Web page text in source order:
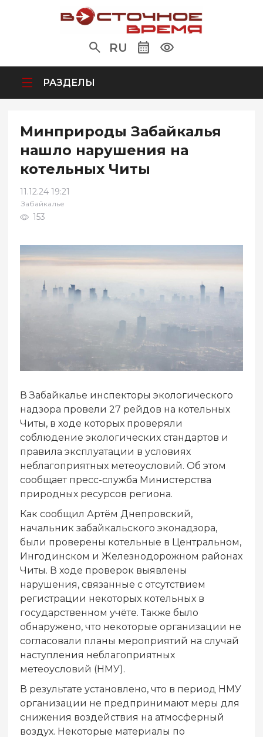
RU
РАЗДЕЛЫ
Минприроды Забайкалья
нашло нарушения на
котельных Читы
11.12.24 19:21
Забайкалье
153
В Забайкалье инспекторы экологического
надзора провели 27 рейдов на котельных
Читы, в ходе которых проверяли
соблюдение экологических стандартов и
правила эксплуатации в условиях
неблагоприятных метеоусловий. Об этом
сообщает пресс-служба Министерства
природных ресурсов региона.
Как сообщил Артём Днепровский,
начальник забайкальского эконадзора,
были проверены котельные в Центральном,
Ингодинском и Железнодорожном районах
Читы. В ходе проверок выявлены
нарушения, связанные с отсутствием
регистрации некоторых котельных в
государственном учёте. Также было
обнаружено, что некоторые организации не
согласовали планы мероприятий на случай
наступления неблагоприятных
метеоусловий (НМУ).
В результате установлено, что в период НМУ
организации не предпринимают меры для
снижения воздействия на атмосферный
воздух. Некоторые материалы по